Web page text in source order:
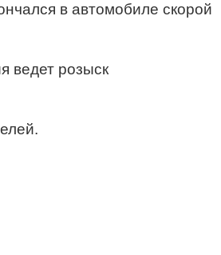
в автомобиле скорой
ведет розыск